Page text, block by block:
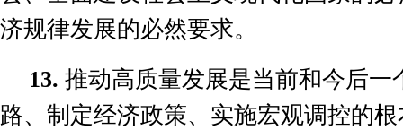
济规律发展的必然要求。
13. 推动高质量发展是当前和今后一
路、制定经济政策、实施宏观调控的